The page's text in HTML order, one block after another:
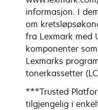
informasjon. I
om
fra Lexmark med
komponenter
Lexmarks
tonerkassetter
***Trusted
tilgjengelig i